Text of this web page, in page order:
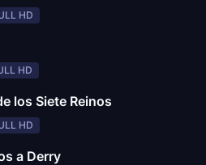
HD
HD
los Siete Reinos
HD
a Derry